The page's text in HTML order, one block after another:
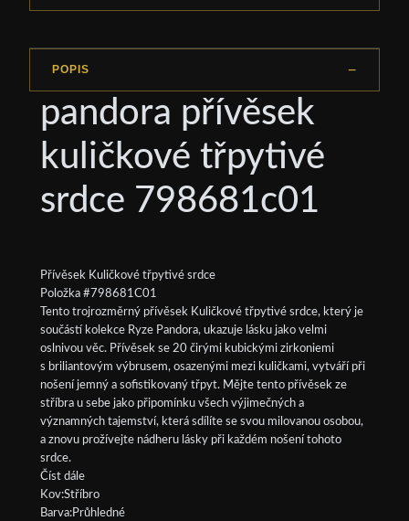
POPIS
pandora přívěsek
kuličkové třpytivé
srdce 798681c01
Přívěsek Kuličkové třpytivé srdce
Položka #798681C01
Tento trojrozměrný přívěsek Kuličkové třpytivé srdce, který je
součástí kolekce Ryze Pandora, ukazuje lásku jako velmi
oslnivou věc. Přívěsek se 20 čirými kubickými zirkoniemi
s briliantovým výbrusem, osazenými mezi kuličkami, vytváří při
nošení jemný a sofistikovaný třpyt. Mějte tento přívěsek ze
stříbra u sebe jako připomínku všech výjimečných a
významných tajemství, která sdílíte se svou milovanou osobou,
a znovu prožívejte nádheru lásky při každém nošení tohoto
srdce.
Číst dále
Kov:Stříbro
Barva:Průhledné